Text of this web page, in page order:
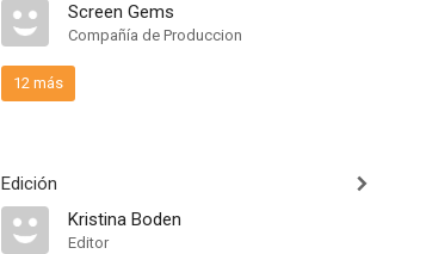
Screen Gems
Compañía de Produccion
12 más
Edición
Kristina Boden
Editor